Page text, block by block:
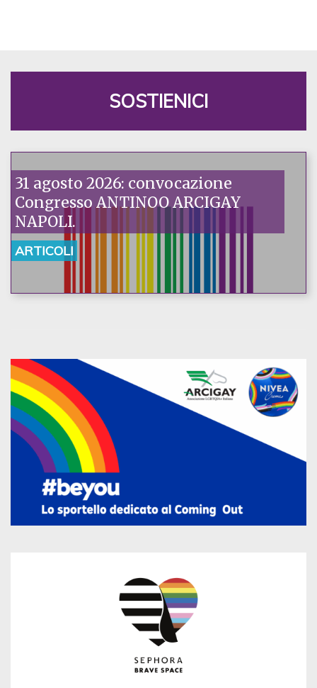
SOSTIENICI
31 agosto 2026: convocazione
Congresso ANTINOO ARCIGAY
NAPOLI.
ARTICOLI